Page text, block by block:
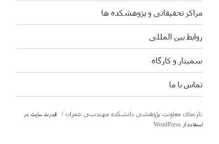
مراکز تحقیقاتی و پژوهشکده ها
روابط بین المللی
سمینار و کارگاه
تماس با ما
تارنمای معاونت پژوهشی دانشکده مهندسی عمران
قدرت سایت در
استفاده از WordPress